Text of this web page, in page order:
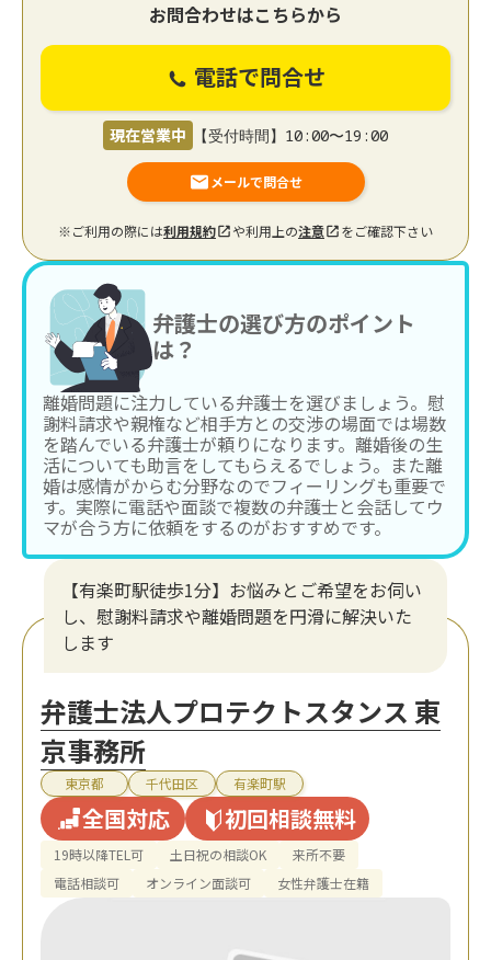
お問合わせはこちらから
電話で問合せ
現在営業中 【受付時間】10:00〜19:00
メールで問合せ
※ご利用の際には利用規約 や利用上の注意 をご確認下さい
弁護士の選び方のポイント
は？
離婚問題に注力している弁護士を選びましょう。慰
謝料請求や親権など相手方との交渉の場面では場数
を踏んでいる弁護士が頼りになります。離婚後の生
活についても助言をしてもらえるでしょう。また離
婚は感情がからむ分野なのでフィーリングも重要で
す。実際に電話や面談で複数の弁護士と会話してウ
マが合う方に依頼をするのがおすすめです。
【有楽町駅徒歩1分】お悩みとご希望をお伺い
し、慰謝料請求や離婚問題を円滑に解決いた
します
弁護士法人プロテクトスタンス 東
京事務所
東京都 千代田区 有楽町駅
全国対応 初回相談無料
19時以降TEL可 土日祝の相談OK
来所不要
電話相談可
オンライン面談可 女性弁護士在籍